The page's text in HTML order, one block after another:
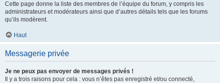
Cette page donne la liste des membres de l’équipe du forum, y compris les
administrateurs et modérateurs ainsi que d’autres détails tels que les forums
qu’ils modèrent.
Haut
Messagerie privée
Je ne peux pas envoyer de messages privés !
Il y a trois raisons pour cela : vous n’êtes pas enregistré et/ou connecté,